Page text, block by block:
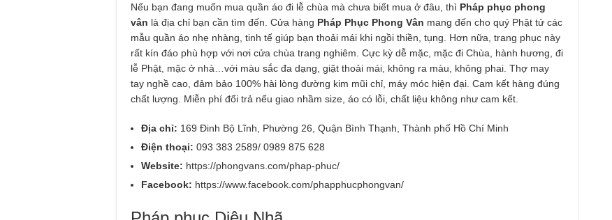
Nếu bạn đang muốn mua quần áo đi lễ chùa mà chưa biết mua ở đâu, thì Pháp phục phong
vân là địa chỉ bạn cần tìm đến. Cửa hàng Pháp Phục Phong Vân mang đến cho quý Phật tử các
mẫu quần áo nhẹ nhàng, tinh tế giúp bạn thoải mái khi ngồi thiền, tụng. Hơn nữa, trang phục này
rất kín đáo phù hợp với nơi cửa chùa trang nghiêm. Cực kỳ dễ mặc, mặc đi Chùa, hành hương, đi
lễ Phật, mặc ở nhà…với màu sắc đa dạng, giặt thoải mái, không ra màu, không phai. Thợ may
tay nghề cao, đảm bảo 100% hài lòng đường kim mũi chỉ, máy móc hiện đại. Cam kết hàng đúng
chất lượng. Miễn phí đổi trả nếu giao nhầm size, áo có lỗi, chất liệu không như cam kết.
Địa chỉ: 169 Đinh Bộ Lĩnh, Phường 26, Quận Bình Thạnh, Thành phố Hồ Chí Minh
Điện thoại: 093 383 2589/ 0989 875 628
Website: https://phongvans.com/phap-phuc/
Facebook: https://www.facebook.com/phapphucphongvan/